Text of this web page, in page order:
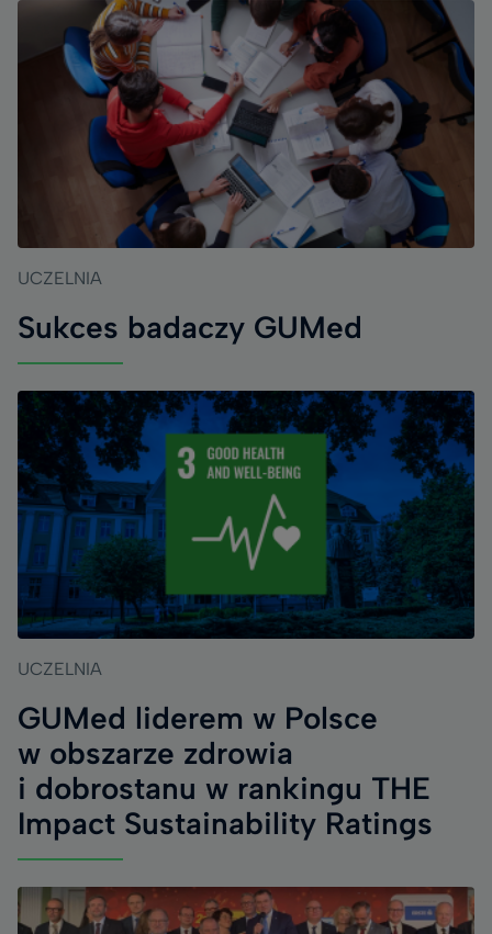
UCZELNIA
Sukces badaczy GUMed
UCZELNIA
GUMed liderem w Polsce
w obszarze zdrowia
i dobrostanu w rankingu THE
Impact Sustainability Ratings